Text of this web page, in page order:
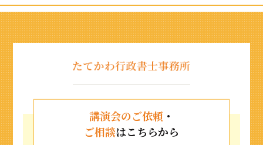
講演会のご依頼 ・
ご相談はこちらから